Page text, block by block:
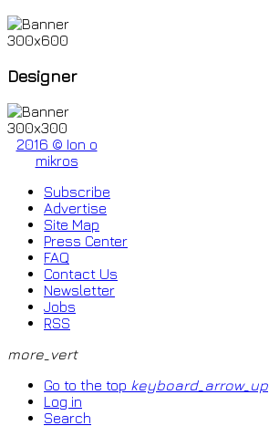
Designer
2016 © Ion o
mikros
Subscribe
Advertise
Site Map
Press Center
FAQ
Contact Us
Newsletter
Jobs
RSS
more_vert
Go to the top keyboard_arrow_up
Log in
Search